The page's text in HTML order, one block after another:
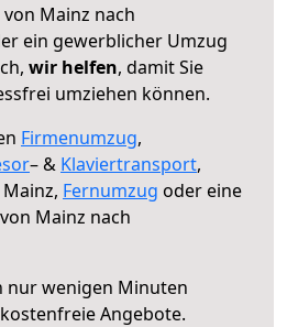
von Mainz nach
ein gewerblicher Umzug
wir helfen, damit Sie
umziehen können.
Firmenumzug,
– & Klaviertransport,
Fernumzug oder eine
von Mainz nach
nur wenigen Minuten
Angebote.